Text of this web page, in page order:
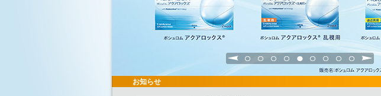
1 2 3 4 5 6 7 8 9
お知らせ